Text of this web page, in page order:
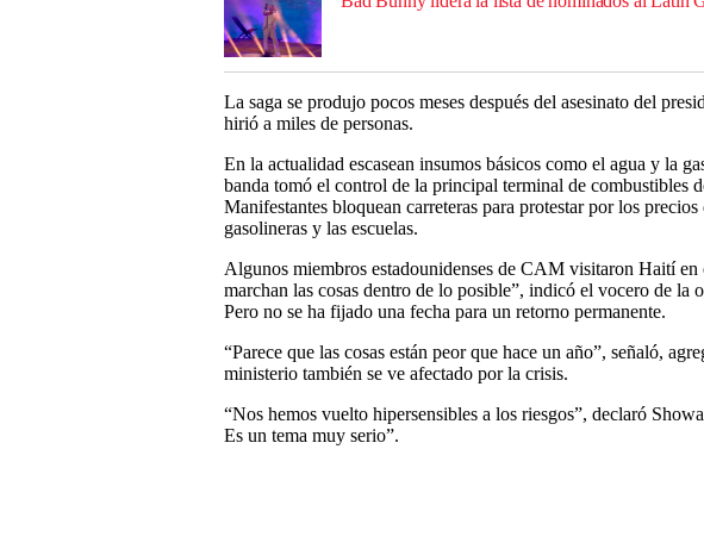
La saga se produjo pocos meses después del asesinato del
hirió a miles de personas.
En la actualidad escasean insumos básicos como el agua y la
banda tomó el control de la principal terminal de combustibles
Manifestantes bloquean carreteras para protestar por los
gasolineras y las escuelas.
Algunos miembros estadounidenses de CAM visitaron Haití
marchan las cosas dentro de lo posible”, indicó el vocero de la
Pero no se ha fijado una fecha para un retorno permanente.
“Parece que las cosas están peor que hace un año”, señaló,
ministerio también se ve afectado por la crisis.
“Nos hemos vuelto hipersensibles a los riesgos”, declaró
Es un tema muy serio”.